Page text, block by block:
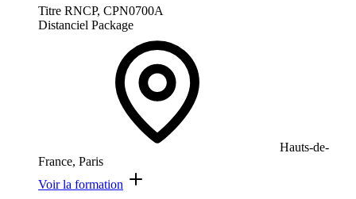
Titre RNCP, CPN0700A
Distanciel Package
Hauts-de-
France, Paris
Voir la formation